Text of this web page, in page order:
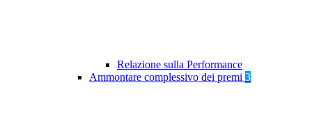
Relazione sulla Performance
Ammontare complessivo dei premi 3